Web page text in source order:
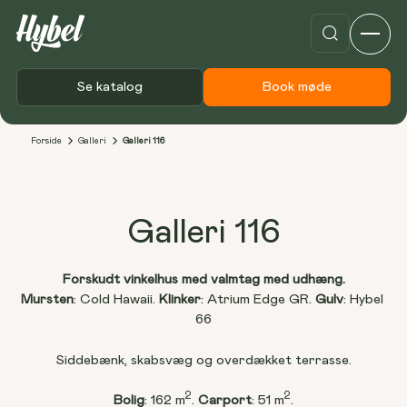
Se katalog Book møde
Forside Galleri Galleri 116
Galleri 116
Forskudt vinkelhus med valmtag med udhæng.
Mursten: Cold Hawaii. Klinker: Atrium Edge GR. Gulv: Hybel
66
Siddebænk, skabsvæg og overdækket terrasse.
Bolig: 162 m2. Carport: 51 m2.